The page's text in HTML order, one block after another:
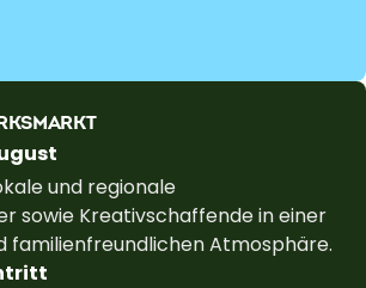
und regionale
sowie Kreativschaffende in einer
familienfreundlichen Atmosphäre.